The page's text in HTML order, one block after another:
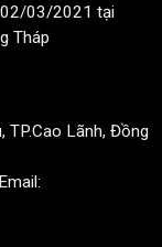
02/03/2021 tại
Tháp
TP.Cao Lãnh, Đồng